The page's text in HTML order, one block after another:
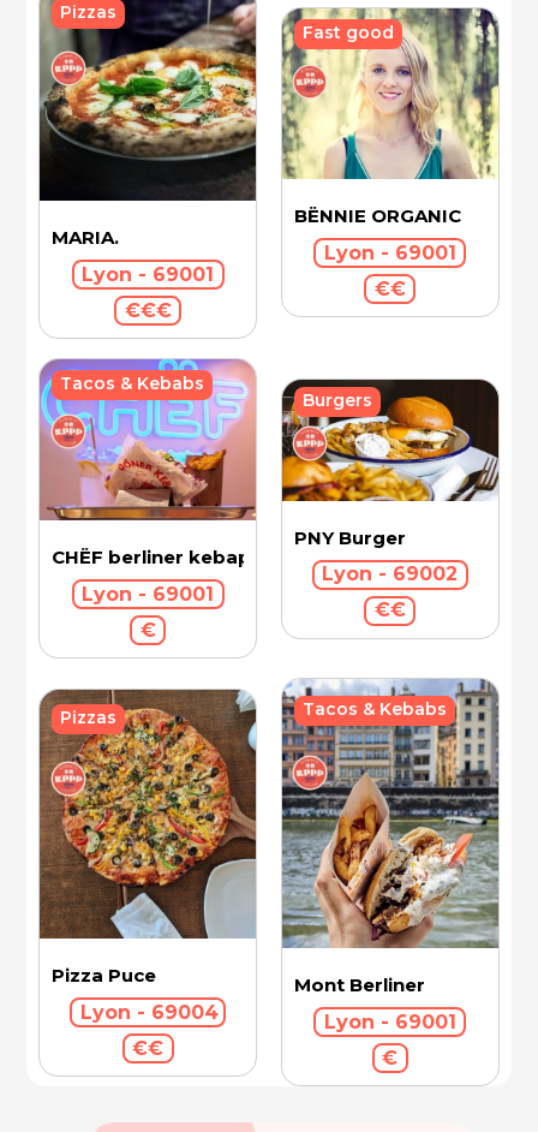
MARIA.
Lyon - 69001
€€€
Pizzas
BËNNIE ORGANIC
Lyon - 69001
€€
Fast good
CHËF berliner kebap
Lyon - 69001
€
Tacos & Kebabs
PNY Burger
Lyon - 69002
€€
Burgers
Pizza Puce
Lyon - 69004
€€
Pizzas
Mont Berliner
Lyon - 69001
€
Tacos & Kebabs